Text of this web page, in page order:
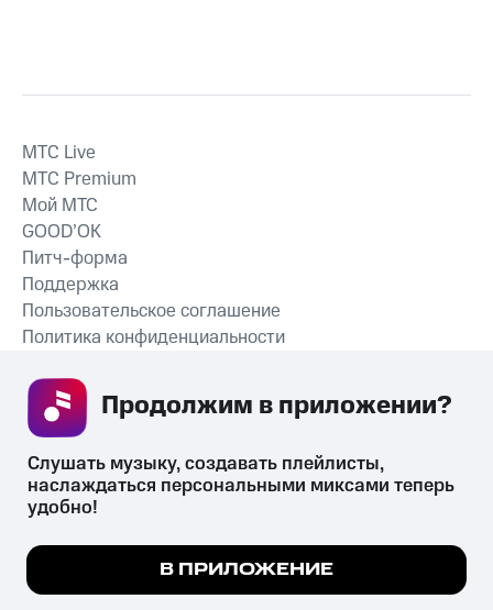
СКАЧАТЬ ПРИЛОЖЕНИЕ
MTС Live
MTС Premium
Мой МТС
GOOD’OK
Питч-форма
Поддержка
Пользовательское соглашение
Политика конфиденциальности
психотропных веществ, их аналогов причиняет вред здоровью,
их незаконный оборот запрещён и влечёт установленную
законодательством ответственность.
Мы используем куки, чтобы на сайте все
Подробнее
Слушать музыку, создавать плейлисты,
наслаждаться персональными миксами теперь
удобно!
В ПРИЛОЖЕНИЕ